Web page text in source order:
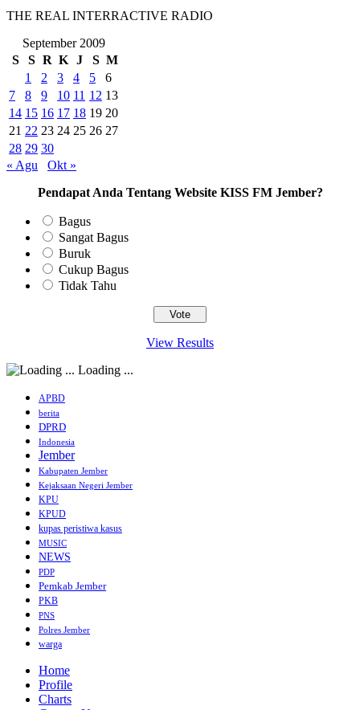
THE REAL INTERRACTIVE RADIO
September 2009
S
S R K J S M
1
2 3 4 5
6
7
8 9 10 11 12 13
14 15 16 17 18 19 20
21 22 23 24 25 26 27
28 29 30
« Agu
Okt »
Pendapat Anda Tentang Website KISS FM Jember?
Bagus
Sangat Bagus
Buruk
Cukup Bagus
Tidak Tahu
View Results
Loading ...
APBD
berita
DPRD
Indonesia
Jember
Kabupaten Jember
Kejaksaan Negeri Jember
KPU
KPUD
kupas peristiwa kasus
MUSIC
NEWS
PDP
Pemkab Jember
PKB
PNS
Polres Jember
warga
Home
Profile
Charts